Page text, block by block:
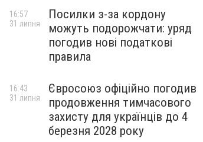
Посилки з-за кордону
можуть подорожчати: уряд
погодив нові податкові
правила
16:57
31 липня
Євросоюз офіційно погодив
продовження тимчасового
захисту для українців до 4
березня 2028 року
16:43
31 липня